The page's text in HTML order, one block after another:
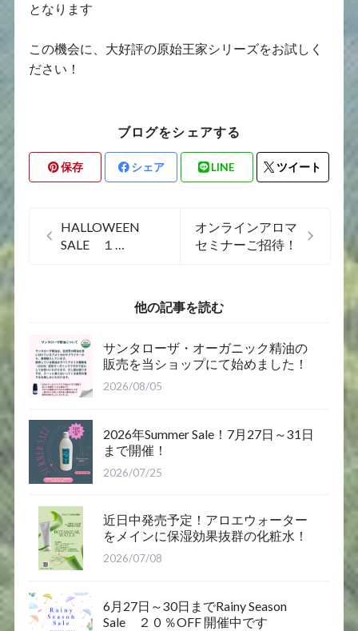
となります
この機会に、大好評の原始王家シリーズをお試しく
ださい！
ブログをシェアする
保存 シェア LINE ツイート
HALLOWEEN
SALE １
催！クーポンコー
ドはこちらから
オンラインアロマ
セミナーご招待！
他の記事を読む
サンタローザ・オーガニック精油の
販売を当ショップにて始めました！
2026/08/05
2026年Summer Sale！7月27日～31日
まで開催！
2026/07/25
近日中発売予定！アロエウォーター
をメインに保湿効果抜群の化粧水！
2026/07/08
6月27日～30日までRainy Season
Sale ２０％OFF 開催中です